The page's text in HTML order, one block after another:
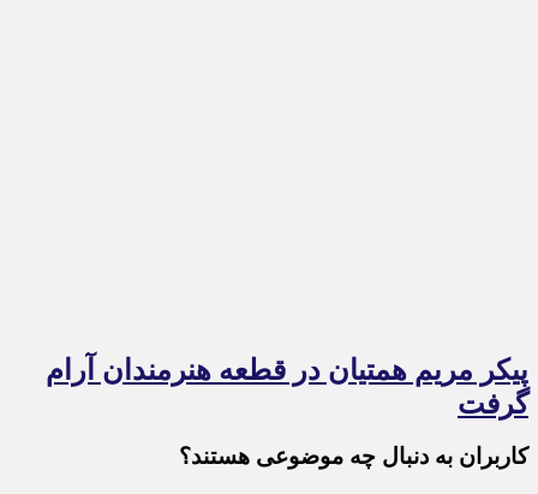
پیکر مریم همتیان در قطعه هنرمندان آرام
گرفت
کاربران به دنبال چه موضوعی هستند؟